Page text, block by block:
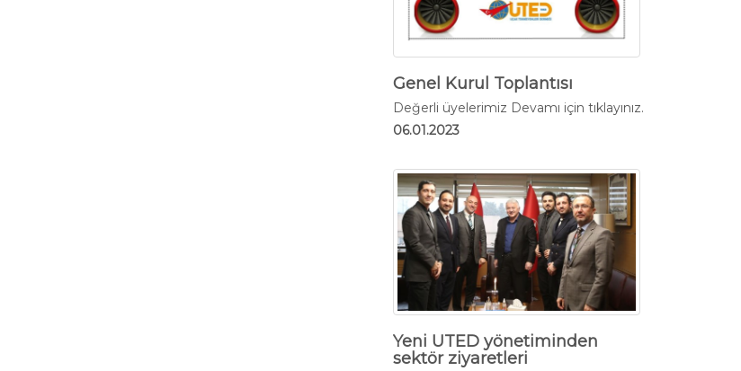
Genel Kurul Toplantısı
Değerli üyelerimiz Devamı için tıklayınız.
06.01.2023
Yeni UTED yönetiminden
sektör ziyaretleri